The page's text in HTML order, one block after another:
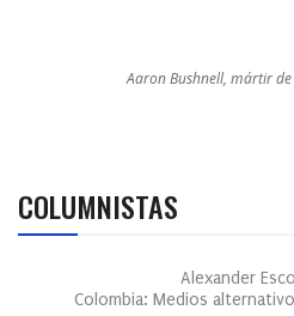
Aaron Bushnell, mártir
COLUMNISTAS
Alexander
Colombia: Medios